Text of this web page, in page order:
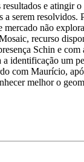
e atingir
a serem
mercado não
recurso
Schin e
a identificação um
com Maurício,
melhor o